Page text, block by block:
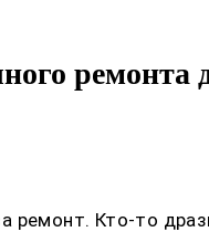
ремонта
ремонт. Кто-то